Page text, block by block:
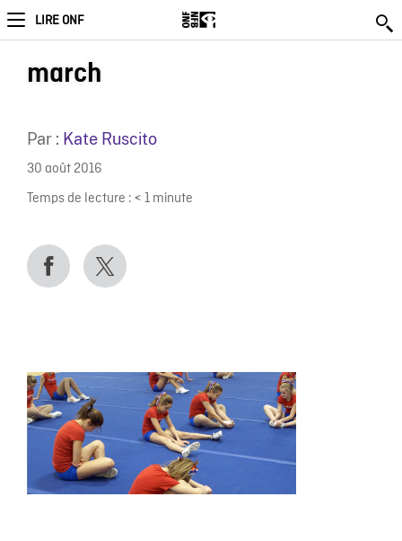
LIRE ONF
march
Par : Kate Ruscito
30 août 2016
Temps de lecture : < 1 minute